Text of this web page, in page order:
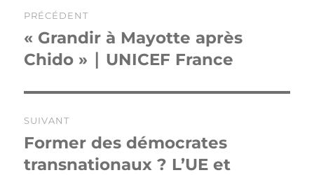
de
l’article
PRÉCÉDENT
Publication
précédente :
« Grandir à Mayotte après
Chido » ∣ UNICEF France
SUIVANT
Publication
suivante :
Former des démocrates
transnationaux ? L’UE et